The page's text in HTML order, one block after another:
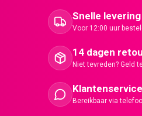
Snelle levering
Voor 12:00 uur
14 dagen
Niet tevreden? Geld
Klantenservice
Bereikbaar via